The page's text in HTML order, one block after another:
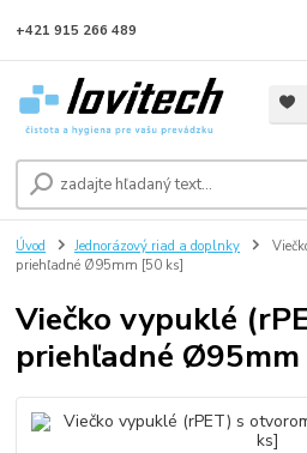
+421 915 266 489
Úvod Jednorázový riad a doplnky
priehľadné Ø95mm [50 ks]
Viečko vypuklé
priehľadné